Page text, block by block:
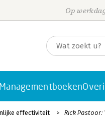
Op
Managementboeken
effectiviteit Rick